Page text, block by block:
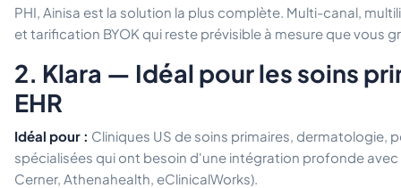
PHI, Ainisa est la solution la plus complète. Multi-canal,
et tarification BYOK qui reste prévisible à mesure que vous
2. Klara — Idéal pour les soins
EHR
Idéal pour : Cliniques US de soins primaires, dermatologie,
spécialisées qui ont besoin d'une intégration profonde avec
Cerner, Athenahealth, eClinicalWorks).